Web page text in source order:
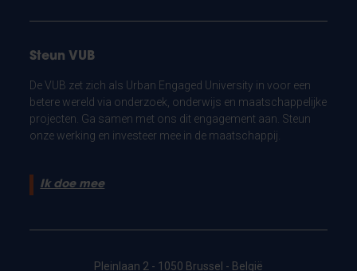
Steun VUB
De VUB zet zich als Urban Engaged University in voor een
betere wereld via onderzoek, onderwijs en maatschappelijke
projecten. Ga samen met ons dit engagement aan. Steun
onze werking en investeer mee in de maatschappij.
Ik doe mee
Pleinlaan 2 - 1050 Brussel - België